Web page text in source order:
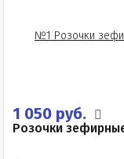
1 050 руб.
Розочки